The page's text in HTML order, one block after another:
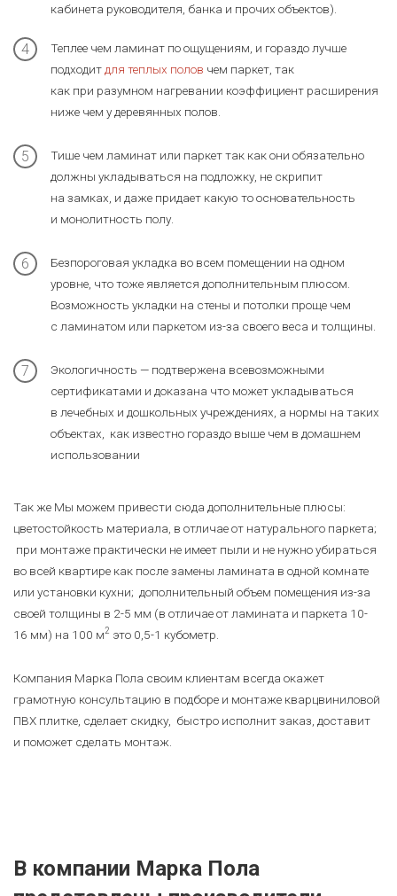
кабинета руководителя, банка и прочих объектов).
Теплее чем ламинат по ощущениям, и гораздо лучше
подходит для теплых полов чем паркет, так
как при разумном нагревании коэффициент расширения
ниже чем у деревянных полов.
Тише чем ламинат или паркет так как они обязательно
должны укладываться на подложку, не скрипит
на замках, и даже придает какую то основательность
и монолитность полу.
Безпороговая укладка во всем помещении на одном
уровне, что тоже является дополнительным плюсом.
Возможность укладки на стены и потолки проще чем
с ламинатом или паркетом из-за своего веса и толщины.
Экологичность — подтвержена всевозможными
сертификатами и доказана что может укладываться
в лечебных и дошкольных учреждениях, а нормы на таких
объектах, как известно гораздо выше чем в домашнем
использовании
Так же Мы можем привести сюда дополнительные плюсы:
цветостойкость материала, в отличае от натурального паркета;
при монтаже практически не имеет пыли и не нужно убираться
во всей квартире как после замены ламината в одной комнате
или установки кухни; дополнительный объем помещения из-за
своей толщины в 2-5 мм (в отличае от ламината и паркета 10-
16 мм) на 100 м2 это 0,5-1 кубометр.
Компания Марка Пола своим клиентам всегда окажет
грамотную консультацию в подборе и монтаже кварцвиниловой
ПВХ плитке, сделает скидку, быстро исполнит заказ, доставит
и поможет сделать монтаж.
В компании Марка Пола